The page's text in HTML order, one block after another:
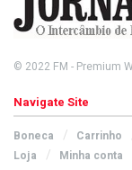
© 2022 FM - Premium
Navigate Site
Boneca Carrinho
Loja
Minha conta